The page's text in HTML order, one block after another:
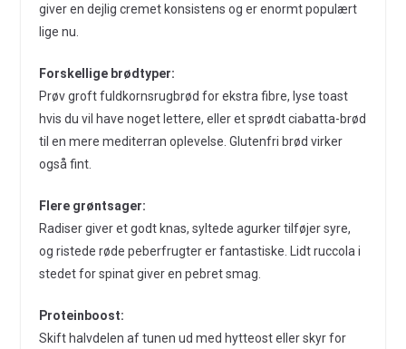
giver en dejlig cremet konsistens og er enormt populært
lige nu.
Forskellige brødtyper:
Prøv groft fuldkornsrugbrød for ekstra fibre, lyse toast
hvis du vil have noget lettere, eller et sprødt ciabatta-brød
til en mere mediterran oplevelse. Glutenfri brød virker
også fint.
Flere grøntsager:
Radiser giver et godt knas, syltede agurker tilføjer syre,
og ristede røde peberfrugter er fantastiske. Lidt ruccola i
stedet for spinat giver en pebret smag.
Proteinboost:
Skift halvdelen af tunen ud med hytteost eller skyr for